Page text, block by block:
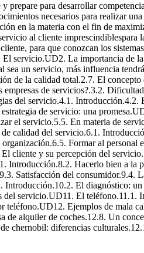
prepare para desarrollar
necesarios para realizar
en la materia con el fin de
al cliente
para que conozcan los
servicio.UD2. La importancia de
un servicio, más influencia
de la calidad total.2.7. El
de servicios?.3.2.
del servicio.4.1.
de servicio: una
el servicio.5.5. En materia de
calidad del servicio.6.1.
Formar al
cliente y su percepción del
Introducción.8.2. Hacerlo bien a
Satisfacción del consumidor.9.4.
El diagnóstico:
servicio.UD11. El
teléfono.UD12. Ejemplos de mala
alquiler de coches.12.8. Un
chernobil: diferencias